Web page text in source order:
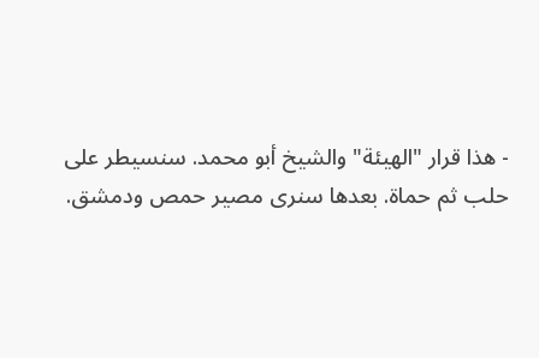
- هذا قرار "الهيئة" والشيخ أبو محمد. سنسيطر على
حلب ثم حماة. بعدها سنرى مصير حمص ودمشق.